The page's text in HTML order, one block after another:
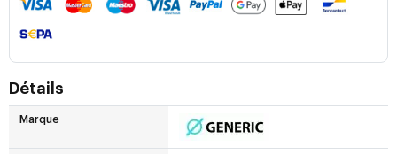
Détails
Marque